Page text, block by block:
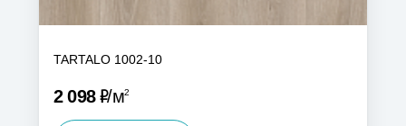
TARTALO 1002-10
2 098Р м2